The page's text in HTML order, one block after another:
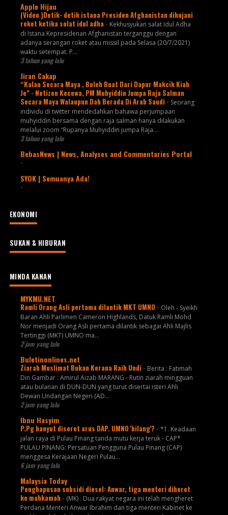
Apple Hijau
(Video )Detik- detik istana Presiden Afghanistan dihujani
roket ketika solat idul adha - Kekhusyukan salat Idul Adha
di Istana Kepresidenan Afghanistan terganggu dengan
adanya serangan roket atau missil pada Selasa (20/7/2021)
waktu setempat. P...
3 tahun yang lalu
Jiran Cakap
“Kalau Secara Maya , Boleh Buat Dari Dapur Makcik Kiah
Je” - Netizen Kecewa, PM Muhyiddin Jumpa Raja Salman
Secara Maya Walaupun Dah Berada Di Arab Saudi - Seorang
individu di twitter mendedahkan bahawa perjumpaan
muhyiddin bersama dengan raja salman hanya dilakukan
melalui zoom “Rupanya Muhyiddin jumpa Raja...
3 tahun yang lalu
BebasNews | News, Analyses and Commentaries Portal
-
SYOK | Semuanya Ada!
-
EKONOMI
SUKAN & HIBURAN
MINDA KANAN
MYKMU.NET
Ramli Orang Asli pertama dilantik MKT UMNO - Oleh - Syeikh
Baran Ahli Parlimen Cameron Highlands, Datuk Ramli Mohd
Nor menjadi Orang Asli pertama dilantik sebagai Ahli Majlis
Tertinggi (MKT) UMNO ma...
2 jam yang lalu
Buletinonlines.net
Ziarah Muslimat Bukan Kerana Raih Undi - Berita : Fatimah
Din Gambar : Amirul Aizab MARANG - Rutin ziarah mingguan
atau bulanan di DUN-DUN yang turut disertai isteri Ahli
Dewan Undangan Negeri (AD...
2 jam yang lalu
Ibnu Hasyim
P.Pg hanyut diseret arus DAP. UMNO 'hilang'? - *1. Keadaan
jalan raya di Pulau Pinang tanda mutu kerja teruk - CAP*
PULAU PINANG: Persatuan Pengguna Pulau Pinang (CAP)
menggesa Kerajaan Negeri Pulau...
6 jam yang lalu
Malaysia Today
Penghapusan subsidi diesel: Anwar, tiga menteri diheret
ke mahkamah - (MK) : Dua rakyat negara ini telah mengheret
Perdana Menteri Anwar Ibrahim dan tiga menteri Kabinet ke